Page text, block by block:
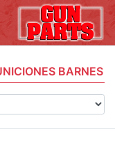
BARNES